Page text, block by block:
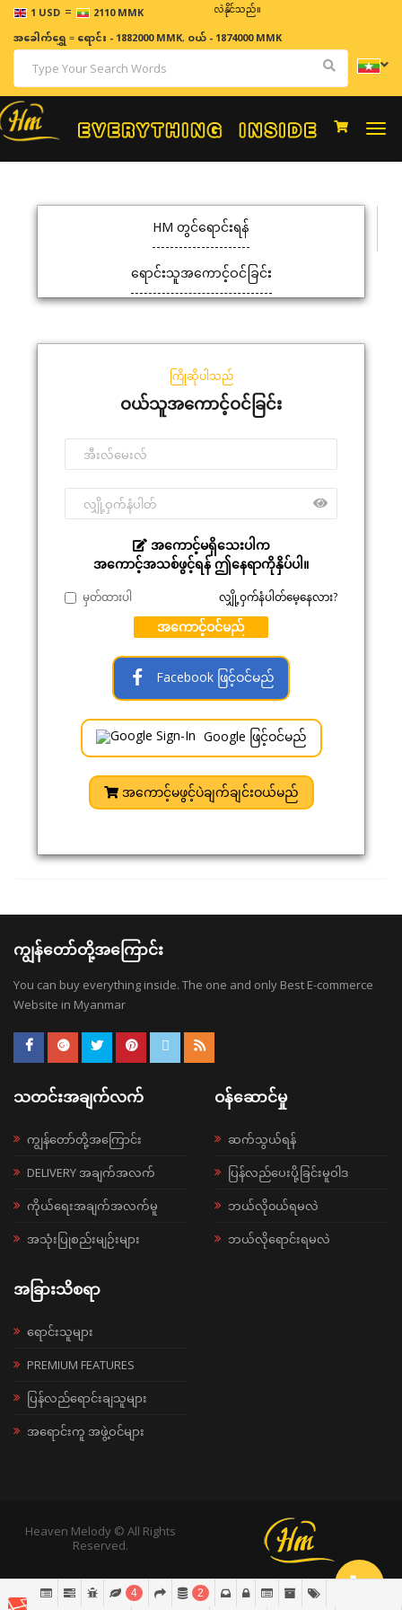
1 USD = 2110 MMK
ဈေးနှုန်းများသည် အချိန်နှင့် အမျှပြောင်းလဲနိုင်သည်။
အခေါက်ရွှေ=ရောင်း - 1882000 MMK, ဝယ် - 1874000 MMK
HM တွင်ရောင်းရန်
ရောင်းသူအကောင့်ဝင်ခြင်း
ကြိုဆိုပါသည်
ဝယ်သူအကောင့်ဝင်ခြင်း
အကောင့်မရှိသေးပါက
အကောင့်အသစ်ဖွင့်ရန် ဤနေရာကိုနှိပ်ပါ။
မှတ်ထားပါ လျှို့ဝှက်နံပါတ်မေ့နေလား?
အကောင့်ဝင်မည်
Facebook ဖြင့်ဝင်မည်
Google ဖြင့်ဝင်မည်
အကောင့်မဖွင့်ပဲချက်ချင်းဝယ်မည်
ကျွန်တော်တို့အကြောင်း
You can buy everything inside. The one and only Best E-commerce
Website in Myanmar
သတင်းအချက်လက်
ကျွန်တော်တို့အကြောင်း
DELIVERY အချက်အလက်
ကိုယ်ရေးအချက်အလက်မူ
အသုံးပြုစည်းမျဉ်းများ
ဝန်ဆောင်မှု
ဆက်သွယ်ရန်
ပြန်လည်ပေးပို့ခြင်းမူဝါဒ
ဘယ်လို၀ယ်ရမလဲ
ဘယ်လိုရောင်းရမလဲ
အခြားသိစရာ
ရောင်းသူများ
PREMIUM FEATURES
ပြန်လည်ရောင်းချသူများ
အရောင်းကူ အဖွဲ့ဝင်များ
Heaven Melody © All Rights
Reserved.
4 2